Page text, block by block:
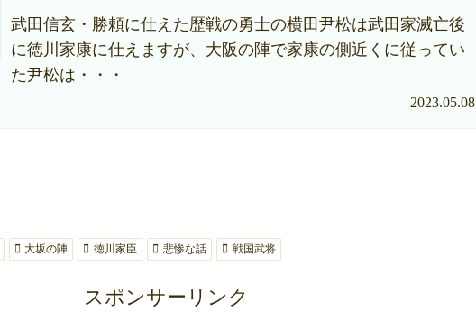
武田信玄・勝頼に仕えた歴戦の勇士の横田尹松は武田家滅亡後
に徳川家康に仕えますが、大阪の陣で家康の側近くに従ってい
た尹松は・・・
2023.05.08
大坂の陣 徳川家臣 悲惨な話 戦国武将
スポンサーリンク